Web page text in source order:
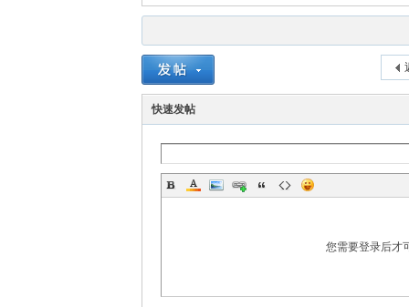
快速发帖
您需要登录后才